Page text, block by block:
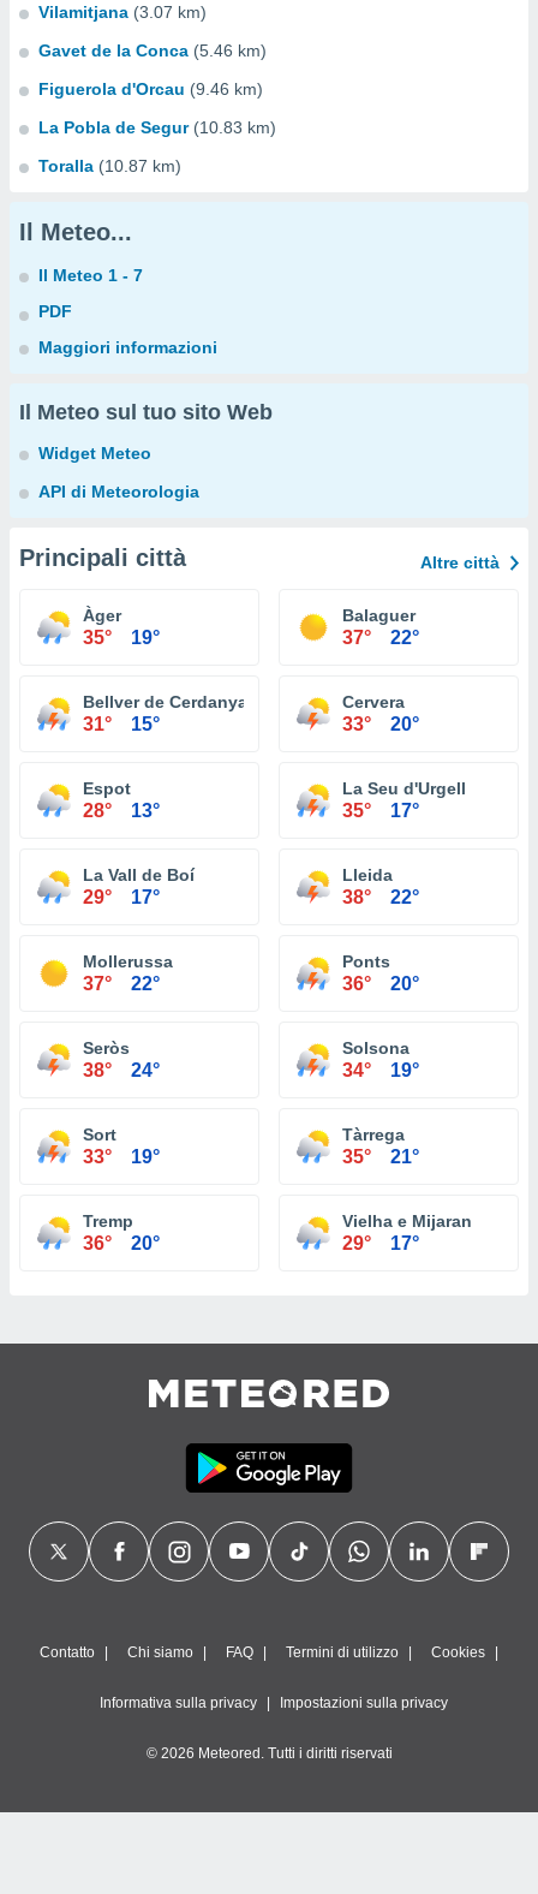
Vilamitjana (3.07 km)
Gavet de la Conca (5.46 km)
Figuerola d'Orcau (9.46 km)
La Pobla de Segur (10.83 km)
Toralla (10.87 km)
Il Meteo...
Il Meteo 1 - 7
PDF
Maggiori informazioni
Il Meteo sul tuo sito Web
Widget Meteo
API di Meteorologia
Principali città Altre città
Àger
35° 19°
Balaguer
37° 22°
Bellver de Cerdanya
31° 15°
Cervera
33° 20°
Espot
28° 13°
La Seu d'Urgell
35° 17°
La Vall de Boí
29° 17°
Lleida
38° 22°
Mollerussa
37° 22°
Ponts
36° 20°
Seròs
38° 24°
Solsona
34° 19°
Sort
33° 19°
Tàrrega
35° 21°
Tremp
36° 20°
Vielha e Mijaran
29° 17°
Contatto Chi siamo FAQ Termini di utilizzo Cookies
Informativa sulla privacy Impostazioni sulla privacy
© 2026 Meteored. Tutti i diritti riservati